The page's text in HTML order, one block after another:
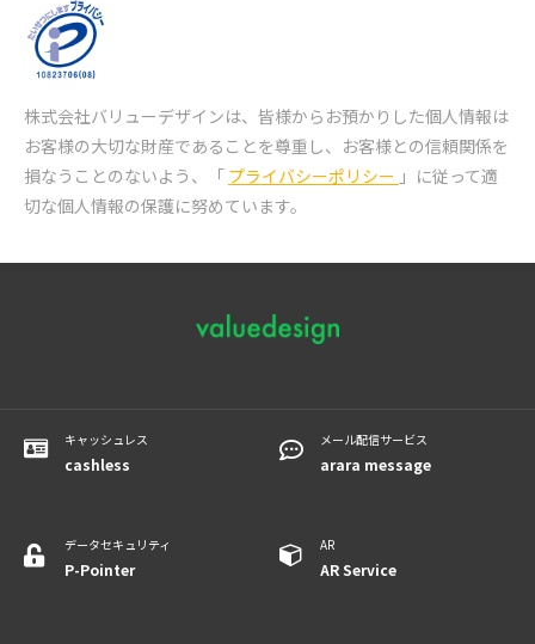
株式会社バリューデザインは、皆様からお預かりした個人情報は
お客様の大切な財産であることを尊重し、 お客様との信頼関係を
損なうことのないよう、「 プライバシーポリシー 」に従って適
切な個人情報の保護に努めています。
キャッシュレス
cashless
メール配信サービス
arara message
データセキュリティ
P-Pointer
AR
​​​​​​AR Service